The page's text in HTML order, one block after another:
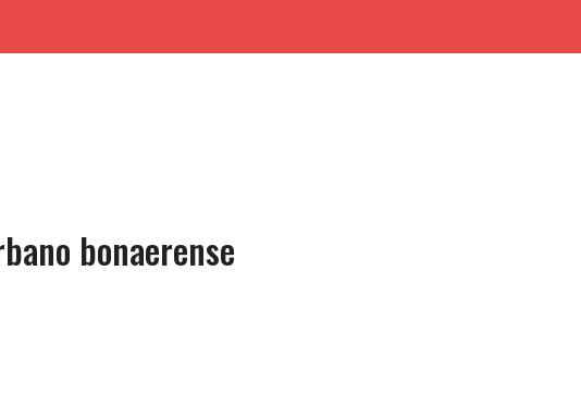
bonaerense